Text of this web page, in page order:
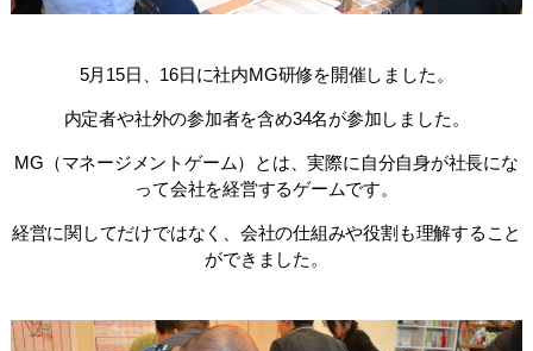
5月15日、16日に社内MG研修を開催しました。
内定者や社外の参加者を含め34名が参加しました。
MG（マネージメントゲーム）とは、実際に自分自身が社長にな
って会社を経営するゲームです。
経営に関してだけではなく、会社の仕組みや役割も理解すること
ができました。